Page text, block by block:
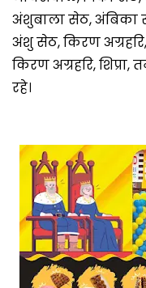
अंशुबाला सेठ, अंबिका
अंशु सेठ, किरण अग्रहरि,
किरण अग्रहरि,
रहे।